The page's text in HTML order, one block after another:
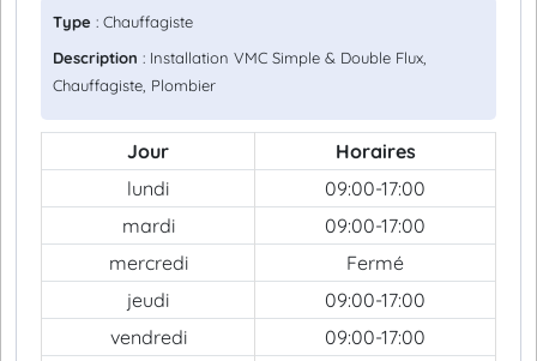
Type : Chauffagiste
Description : Installation VMC Simple & Double Flux,
Chauffagiste, Plombier
Jour
Horaires
lundi
09:00-17:00
mardi
09:00-17:00
mercredi
Fermé
jeudi
09:00-17:00
vendredi
09:00-17:00